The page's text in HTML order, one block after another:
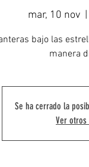
mar, 10 nov
  |
bajo las
manera
Se ha cerrado la
Ver otros